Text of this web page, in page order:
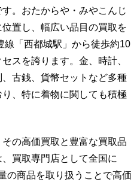
。おたからや・みやこんじ
置し、幅広い品目の買取を
線「西都城駅」から徒歩約10
スを誇ります。金、時計、
古銭、貨幣セットなど多種
、特に着物に関しても積極
の高価買取と豊富な買取品
買取専門店として全国に
の商品を取り扱うことで高価